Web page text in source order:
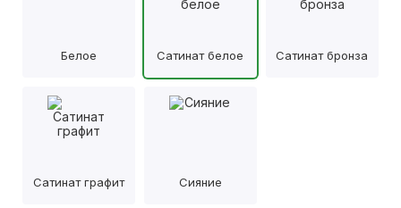
Белое Сатинат белое Сатинат бронза
Сатинат графит Сияние